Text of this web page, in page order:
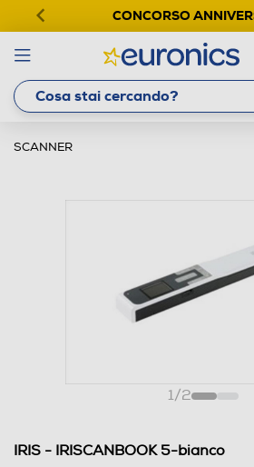
CONCORSO
SCANNER
1/2
IRIS - IRISCANBOOK 5-bianco